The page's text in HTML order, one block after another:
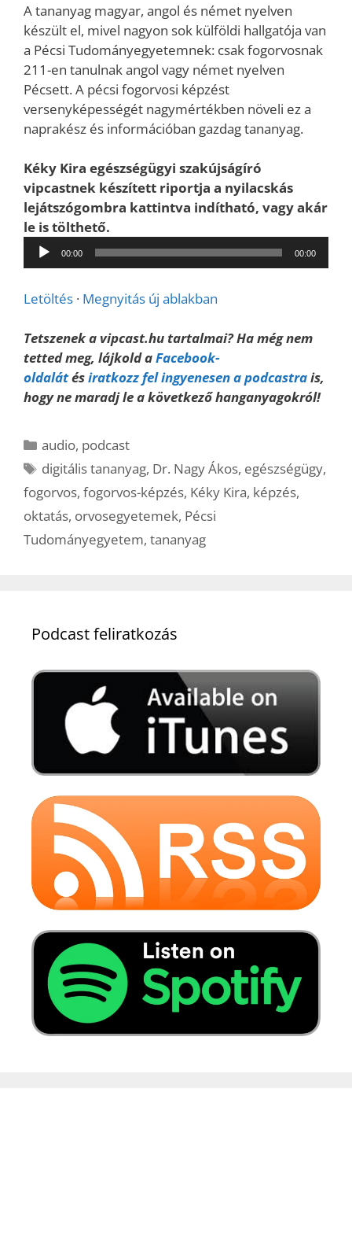
A tananyag magyar, angol és német nyelven
készült el, mivel nagyon sok külföldi hallgatója van
a Pécsi Tudományegyetemnek: csak fogorvosnak
211-en tanulnak angol vagy német nyelven
Pécsett. A pécsi fogorvosi képzést
versenyképességét nagymértékben növeli ez a
naprakész és információban gazdag tananyag.
Kéky Kira egészségügyi szakújságíró
vipcastnek készített riportja a nyilacskás
lejátszógombra kattintva indítható, vagy akár
le is tölthető.
Audió
lejátszó
00:00 00:00
Letöltés · Megnyitás új ablakban
Tetszenek a vipcast.hu tartalmai? Ha még nem
tetted meg, lájkold aFacebook-
oldalátésiratkozz fel ingyenesen a podcastrais,
hogy ne maradj le a következő hanganyagokról!
Kategória
audio, podcast
Címkék
digitális tananyag, Dr. Nagy Ákos, egészségügy,
fogorvos, fogorvos-képzés, Kéky Kira, képzés,
oktatás, orvosegyetemek, Pécsi
Tudományegyetem, tananyag
Podcast feliratkozás